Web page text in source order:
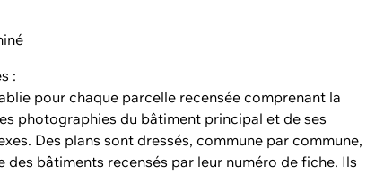
:
pour chaque parcelle recensée comprenant la
photographies du bâtiment principal et de ses
Des plans sont dressés, commune par commune,
des bâtiments recensés par leur numéro de fiche. Ils